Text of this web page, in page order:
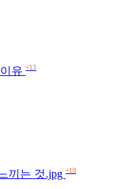
유 +13
끼는 것.jpg +10